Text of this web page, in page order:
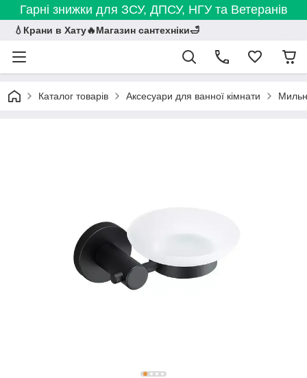
Гарні знижки для ЗСУ, ДПСУ, НГУ та Ветеранів
💧Крани в Хату🔥Магазин сантехніки🛁
Каталог товарів Аксесуари для ванної кімнати